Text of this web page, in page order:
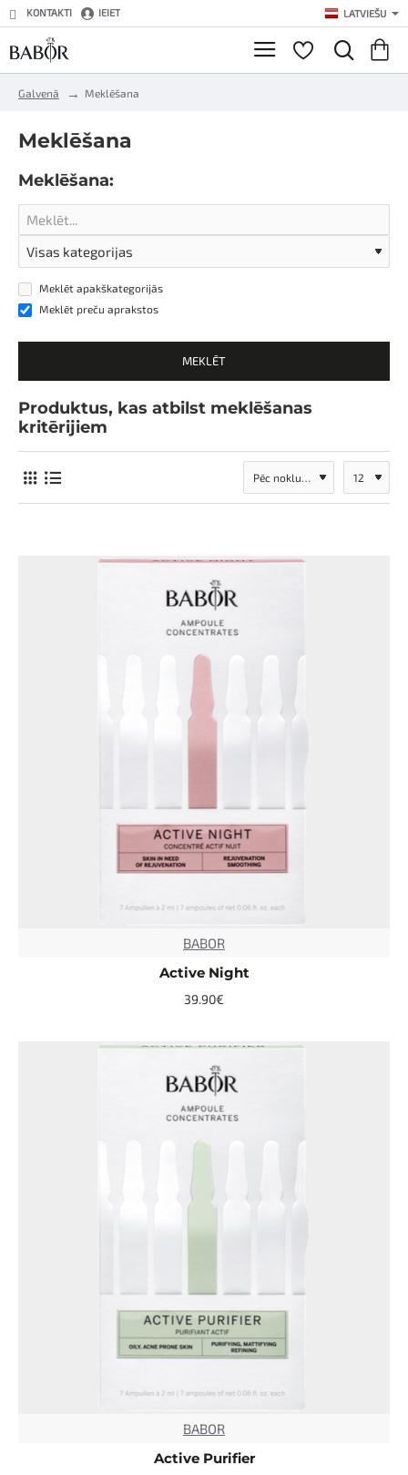
KONTAKTI IEIET LATVIEŠU
Galvenā
e
Meklēšana
Meklēšana
Meklēšana:
Meklēt apakškategorijās
Meklēt preču aprakstos
MEKLĒT
Produktus, kas atbilst meklēšanas
kritērijiem
BABOR
Active Night
39.90€
BABOR
Active Purifier